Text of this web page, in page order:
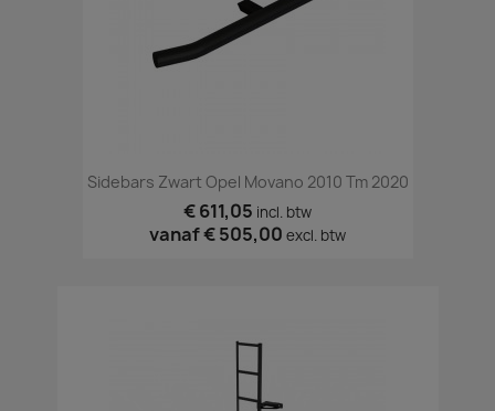
Sidebars Zwart Opel Movano 2010 Tm 2020
€ 611,05 incl. btw
vanaf€ 505,00 excl. btw